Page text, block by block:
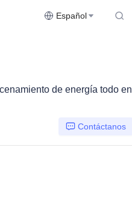
Español
de energía todo en
Contáctanos